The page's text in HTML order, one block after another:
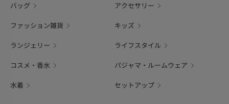
バッグ アクセサリー
ファッション雑貨 キッズ
ランジェリー ライフスタイル
コスメ・香水 パジャマ・ルームウェア
水着 セットアップ